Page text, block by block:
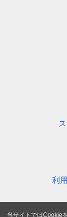
利
当サイトではCookie